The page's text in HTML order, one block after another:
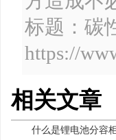
标题：碳
https://
相关文章
什么是锂电池分容